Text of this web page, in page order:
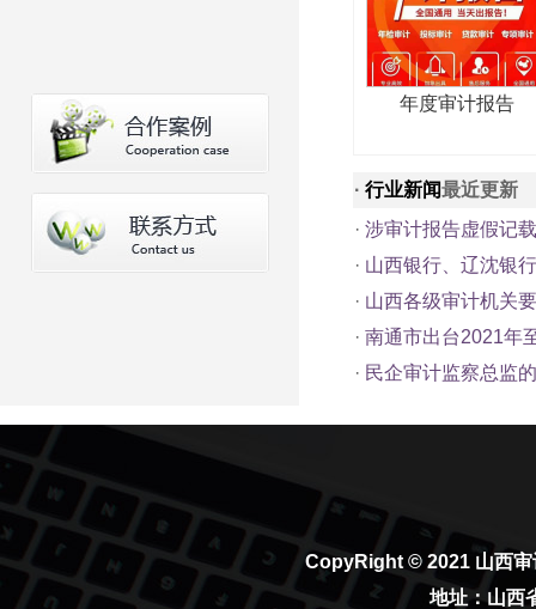
年度审计报告
· 行业新闻最近更新
· 涉审计报告虚假记
· 山西银行、辽沈银
· 山西各级审计机关
· 南通市出台2021年
· 民企审计监察总监
CopyRight © 2021 山西
地址：山西